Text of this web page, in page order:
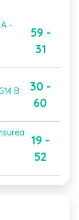
-
59 -
31
B
30 -
60
19 -
52